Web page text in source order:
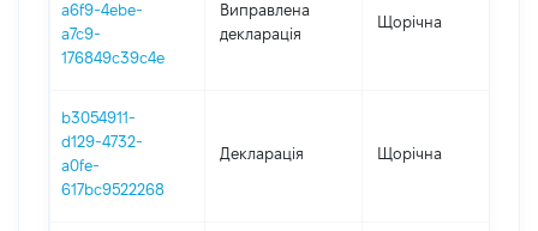
a6f9-4ebe-
a7c9-
176849c39c4e
Виправлена
декларація
Щорічна
b3054911-
d129-4732-
a0fe-
617bc9522268
Декларація Щорічна